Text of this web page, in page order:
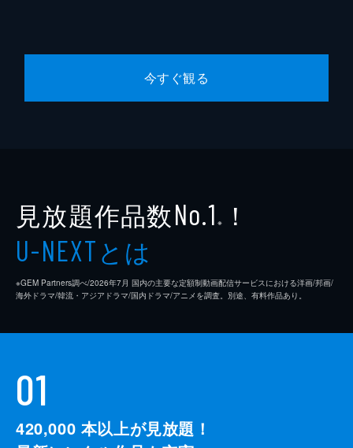
今すぐ観る
見放題作品数No.1 ※ ！
U-NEXTとは
※GEM Partners調べ/2026年7⽉ 国内の主要な定額制動画配信サービスにおける洋画/邦画/
海外ドラマ/韓流・アジアドラマ/国内ドラマ/アニメを調査。別途、有料作品あり。
01
420,000 本以上が見放題！